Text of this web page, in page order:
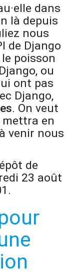
dans
là depuis
nous
de Django
poisson
ou
ont pas
Django,
. On veut
en
venir nous
de
23 août